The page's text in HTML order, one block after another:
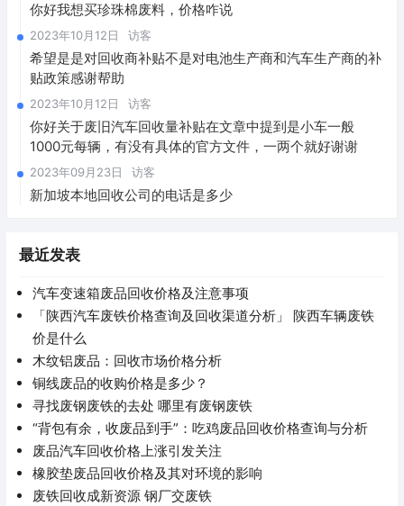
你好我想买珍珠棉废料，价格咋说
2023年10月12日 访客
希望是是对回收商补贴不是对电池生产商和汽车生产商的补
贴政策感谢帮助
2023年10月12日 访客
你好关于废旧汽车回收量补贴在文章中提到是小车一般
1000元每辆，有没有具体的官方文件，一两个就好谢谢
2023年09月23日 访客
新加坡本地回收公司的电话是多少
最近发表
汽车变速箱废品回收价格及注意事项
「陕西汽车废铁价格查询及回收渠道分析」 陕西车辆废铁
价是什么
木纹铝废品：回收市场价格分析
铜线废品的收购价格是多少？
寻找废钢废铁的去处 哪里有废钢废铁
“背包有余，收废品到手”：吃鸡废品回收价格查询与分析
废品汽车回收价格上涨引发关注
橡胶垫废品回收价格及其对环境的影响
废铁回收成新资源 钢厂交废铁